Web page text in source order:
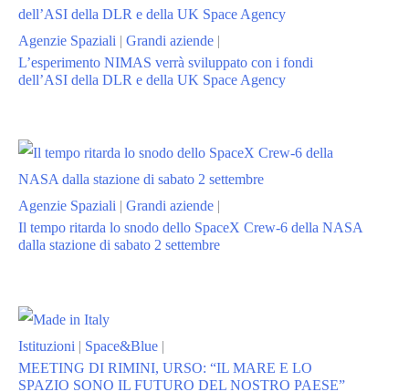
Agenzie Spaziali | Grandi aziende |
L’esperimento NIMAS verrà sviluppato con i fondi
dell’ASI della DLR e della UK Space Agency
Agenzie Spaziali | Grandi aziende |
Il tempo ritarda lo snodo dello SpaceX Crew-6 della NASA
dalla stazione di sabato 2 settembre
Istituzioni | Space&Blue |
MEETING DI RIMINI, URSO: “IL MARE E LO
SPAZIO SONO IL FUTURO DEL NOSTRO PAESE”